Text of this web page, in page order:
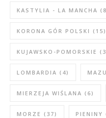
KASTYLIA - LA MANCHA
KORONA GÓR POLSKI (15)
KUJAWSKO-POMORSKIE
LOMBARDIA (4)
MIERZEJA WIŚLANA (6)
MORZE (37) PIENINY